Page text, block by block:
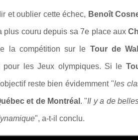
et oublier cette échec, Benoît
plus couru depuis sa 7e place aux
la compétition sur le Tour de
pour les Jeux olympiques. Si le
reste bien évidemment "les
et de Montréal . "Il y a de
", a-t-il conclu.